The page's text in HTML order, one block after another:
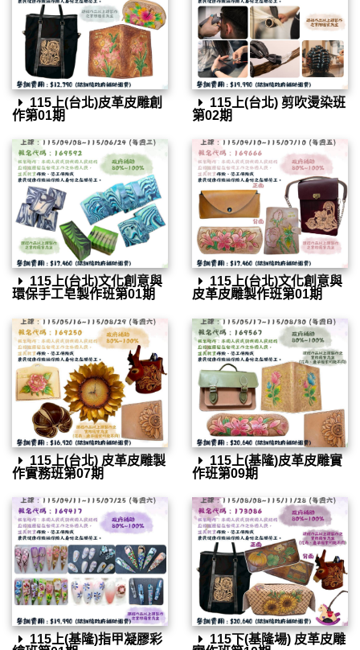
115上(台北)皮革皮雕創
作第01期
115上(台北) 剪吹燙染班
第02期
115上(台北)文化創意與
環保手工皂製作班第01期
115上(台北)文化創意與
皮革皮雕製作班第01期
115上(台北) 皮革皮雕製
作實務班第07期
115上(基隆)皮革皮雕實
作班第09期
115上(基隆)指甲凝膠彩
115下(基隆場) 皮革皮雕